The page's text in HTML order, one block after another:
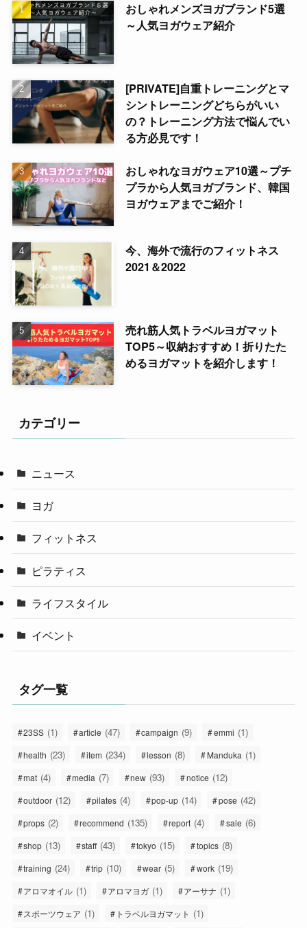
おしゃれメンズヨガブランド5選
～人気ヨガウェア紹介
[PRIVATE]自重トレーニングとマ
シントレーニングどちらがいい
の？トレーニング方法で悩んでい
る方必見です！
おしゃれなヨガウェア10選～プチ
プラから人気ヨガブランド、韓国
ヨガウェアまでご紹介！
今、海外で流行のフィットネス
2021＆2022
売れ筋人気トラベルヨガマット
TOP5～収納おすすめ！折りたた
めるヨガマットを紹介します！
カテゴリー
ニュース
ヨガ
フィットネス
ピラティス
ライフスタイル
イベント
タグ一覧
23SS (1) article (47) campaign (9) emmi (1)
health (23) item (234) lesson (8) Manduka (1)
mat (4) media (7) new (93) notice (12)
outdoor (12) pilates (4) pop-up (14) pose (42)
props (2) recommend (135) report (4) sale (6)
shop (13) staff (43) tokyo (15) topics (8)
training (24) trip (10) wear (5) work (19)
アロマオイル (1) アロマヨガ (1) アーサナ (1)
スポーツウェア (1) トラベルヨガマット (1)